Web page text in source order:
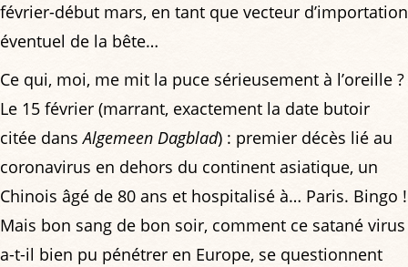
février-début mars, en tant que vecteur d’importation
éventuel de la bête…
Ce qui, moi, me mit la puce sérieusement à l’oreille ?
Le 15 février (marrant, exactement la date butoir
citée dansAlgemeen Dagblad) : premier décès lié au
coronavirus en dehors du continent asiatique, un
Chinois âgé de 80 ans et hospitalisé à… Paris. Bingo !
Mais bon sang de bon soir, comment ce satané virus
a-t-il bien pu pénétrer en Europe, se questionnent